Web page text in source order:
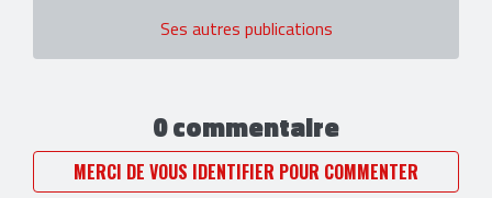
Ses autres publications
0 commentaire
MERCI DE VOUS IDENTIFIER POUR COMMENTER